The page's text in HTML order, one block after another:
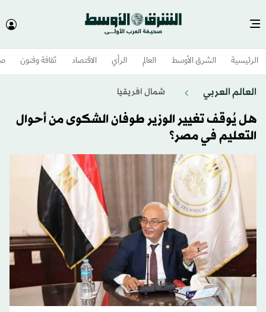
الرئيسية الشرق الأوسط​ العالم الرأي الاقتصاد ثقافة وفنون
العالم العربي شمال افريقيا
هل يُوقف تغيير الوزير طوفان الشكوى من أحوال
التعليم في مصر؟